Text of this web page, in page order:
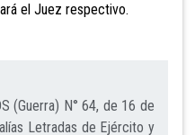
el Juez respectivo.
(Guerra) N° 64, de 16 de
Letradas de Ejército y